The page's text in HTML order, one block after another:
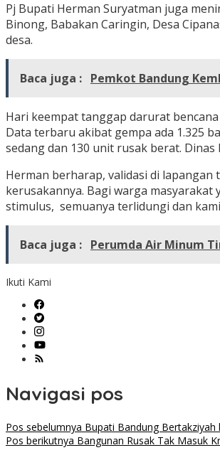
Pj Bupati Herman Suryatman juga
Binong, Babakan Caringin, Desa
desa.
Baca juga : Pemkot Bandung
Hari keempat tanggap darurat
Data terbaru akibat gempa ada 1.325
sedang dan 130 unit rusak berat.
Herman berharap, validasi di
kerusakannya. Bagi warga
stimulus, semuanya terlidungi dan
Baca juga : Perumda Air Minum
Ikuti Kami
Navigasi pos
Pos sebelumnya Bupati Bandung Bertakziyah
Pos berikutnya Bangunan Rusak Tak Masuk